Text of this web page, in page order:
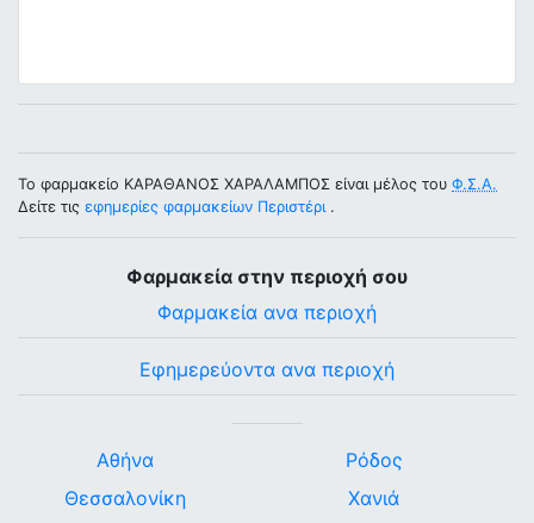
Το φαρμακείο ΚΑΡΑΘΑΝΟΣ ΧΑΡΑΛΑΜΠΟΣ είναι μέλος του Φ.Σ.Α.
Δείτε τις εφημερίες φαρμακείων Περιστέρι.
Φαρμακεία στην περιοχή σου
Φαρμακεία ανα περιοχή
Εφημερεύοντα ανα περιοχή
Αθήνα
Θεσσαλονίκη
Ρόδος
Χανιά